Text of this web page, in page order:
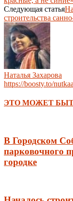
Следующая статья
строительства
Наталья Захарова
https://boosty.to/
ЭТО МОЖЕТ
В Городском
парковочного
городке